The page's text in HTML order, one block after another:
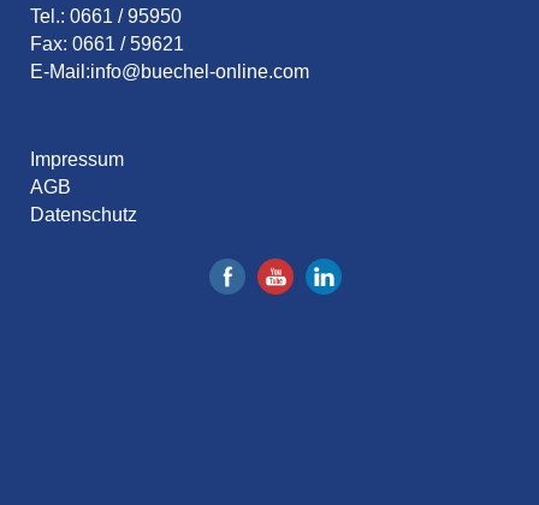
Tel.: 0661 / 95950
Fax: 0661 / 59621
E-Mail:info@buechel-online.com
Impressum
AGB
Datenschutz